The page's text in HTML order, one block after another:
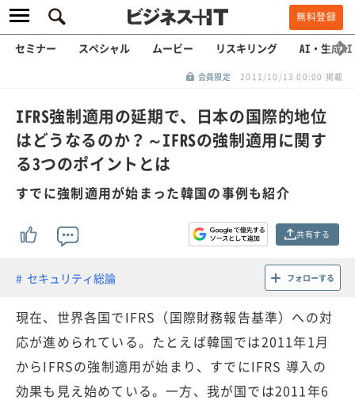
無料登録
セミナー スペシャル ムービー リスキリング AI・生成AI
会員限定 2011/10/13 00:00 掲載
IFRS強制適用の延期で、日本の国際的地位
はどうなるのか？～IFRSの強制適用に関す
る3つのポイントとは
すでに強制適用が始まった韓国の事例も紹介
共有する
セキュリティ総論 フォローする
現在、世界各国でIFRS（国際財務報告基準）への対
応が進められている。たとえば韓国では2011年1月
からIFRSの強制適用が始まり、すでにIFRS 導入の
効果も見え始めている。一方、我が国では2011年6